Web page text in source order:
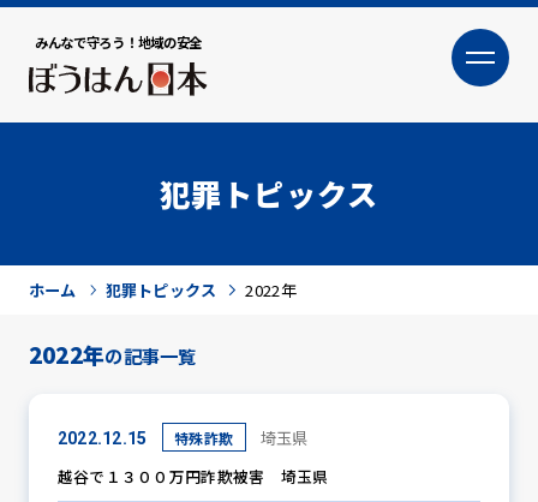
みんなで守ろう！地域の安全
大
犯罪トピックス
犯罪トピックス
ホーム 犯罪トピックス 2022年
2022年の記事一覧
2022.12.15 特殊詐欺
埼玉県
越谷で１３００万円詐欺被害 埼玉県